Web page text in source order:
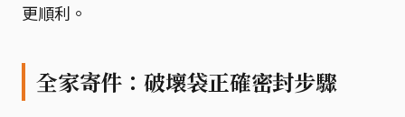
更順利。
全家寄件：破壞袋正確密封步驟